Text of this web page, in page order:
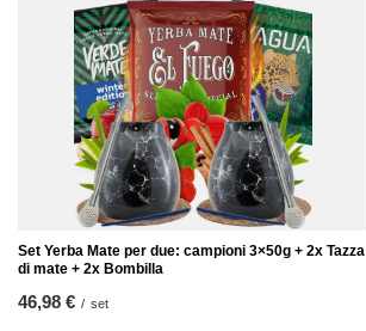
Set Yerba Mate per due: campioni 3×50g + 2x Tazza
di mate + 2x Bombilla
46,98 € / set